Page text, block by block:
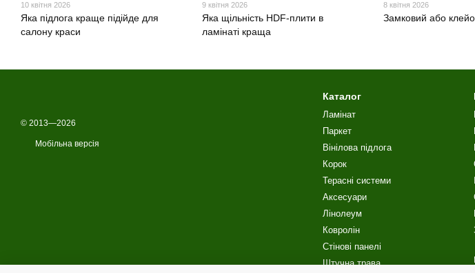
10 квітня 2026
Яка підлога краще підійде для
салону краси
9 квітня 2026
Яка щільність HDF-плити в
ламінаті краща
8 квітня 2026
Замковий або
© 2013—2026
Мобільна версія
Каталог
Ламінат
Паркет
Вінілова пiдлога
Корок
Терасні системи
Аксесуари
Лінолеум
Ковролін
Стінові панелі
Штучна трава